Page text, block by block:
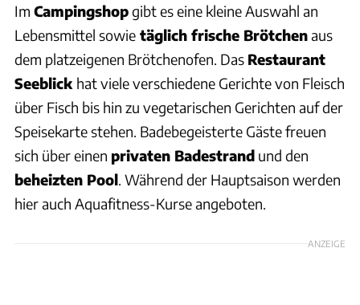
Im Campingshopgibt es eine kleine Auswahl an
Lebensmittel sowie täglich frische Brötchenaus
dem platzeigenen Brötchenofen. Das Restaurant
Seeblick hat viele verschiedene Gerichte von Fleisch
über Fisch bis hin zu vegetarischen Gerichten auf der
Speisekarte stehen. Badebegeisterte Gäste freuen
sich über einen privaten Badestrand und den
beheizten Pool. Während der Hauptsaison werden
hier auch Aquafitness-Kurse angeboten.
ANZEIGE